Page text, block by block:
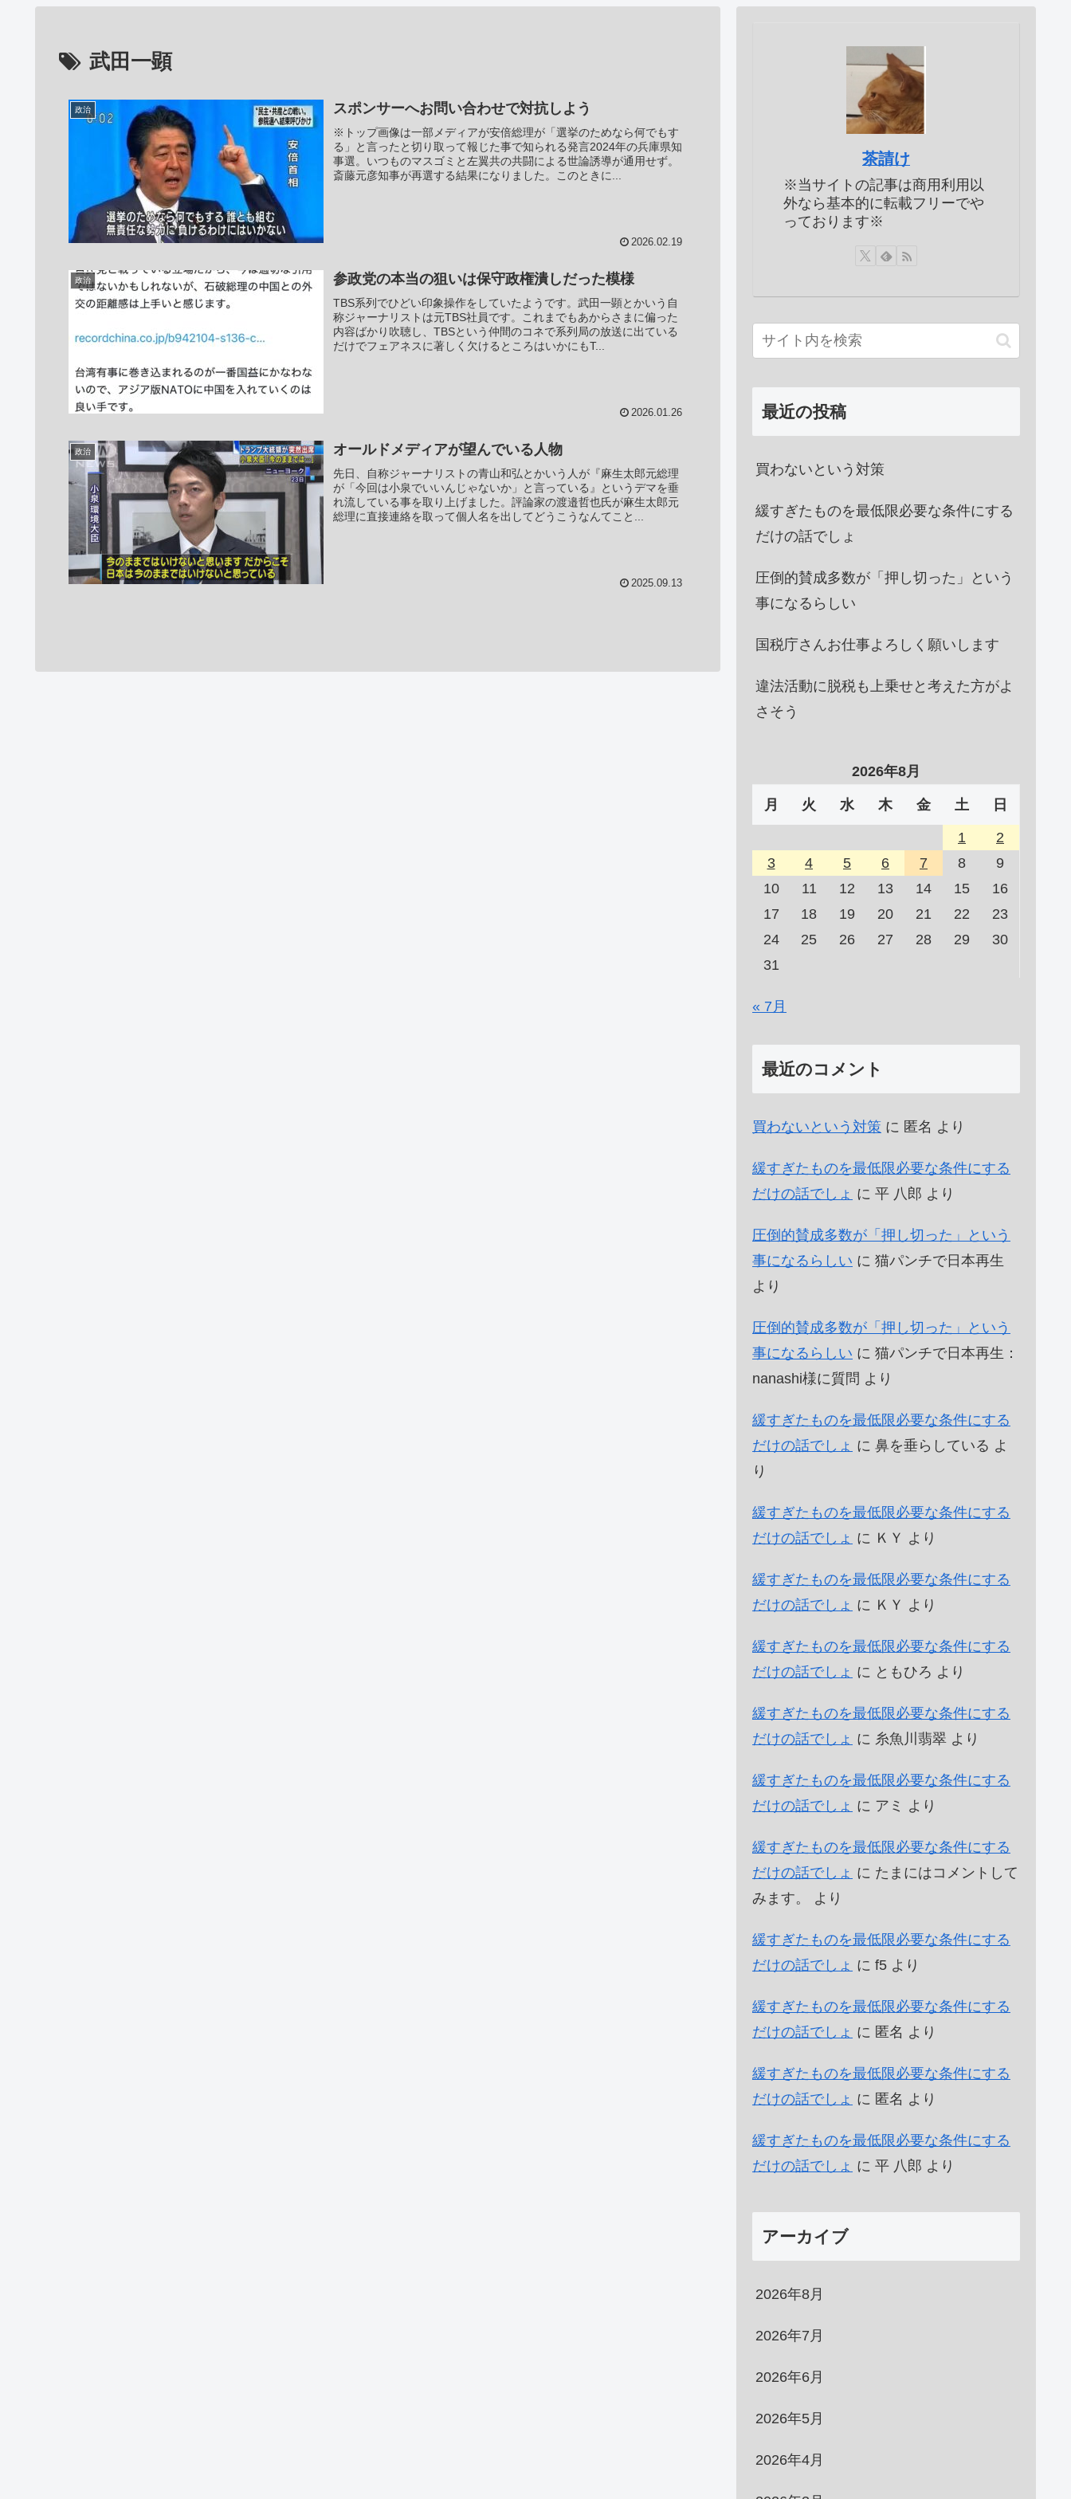
武田一顕
政治 スポンサーへお問い合わせで対抗しよう
※トップ画像は一部メディアが安倍総理が「選挙のためなら何でもす
る」と言ったと切り取って報じた事で知られる発言2024年の兵庫県知
事選。いつものマスゴミと左翼共の共闘による世論誘導が通用せず。
斎藤元彦知事が再選する結果になりました。このときに...
2026.02.19
政治 参政党の本当の狙いは保守政権潰しだった模様
TBS系列でひどい印象操作をしていたようです。武田一顕とかいう自
称ジャーナリストは元TBS社員です。これまでもあからさまに偏った
内容ばかり吹聴し、TBSという仲間のコネで系列局の放送に出ている
だけでフェアネスに著しく欠けるところはいかにもT...
2026.01.26
政治 オールドメディアが望んでいる人物
先日、自称ジャーナリストの青山和弘とかいう人が『麻生太郎元総理
が「今回は小泉でいいんじゃないか」と言っている』というデマを垂
れ流している事を取り上げました。評論家の渡邉哲也氏が麻生太郎元
総理に直接連絡を取って個人名を出してどうこうなんてこと...
2025.09.13
茶請け
※当サイトの記事は商用利用以
外なら基本的に転載フリーでや
っております※
最近の投稿
買わないという対策
緩すぎたものを最低限必要な条件にする
だけの話でしょ
圧倒的賛成多数が「押し切った」という
事になるらしい
国税庁さんお仕事よろしく願いします
違法活動に脱税も上乗せと考えた方がよ
さそう
2026年8月
月 火 水 木 金 土 日
1
2
3
4 5 6 7 8
9
10
11 12 13 14 15
16
17
18 19 20 21 22
23
24
25 26 27 28 29
30
31
« 7月
最近のコメント
買わないという対策 に 匿名 より
緩すぎたものを最低限必要な条件にする
だけの話でしょ に 平 八郎 より
圧倒的賛成多数が「押し切った」という
事になるらしい に 猫パンチで日本再生
より
圧倒的賛成多数が「押し切った」という
事になるらしい に 猫パンチで日本再生：
nanashi様に質問 より
緩すぎたものを最低限必要な条件にする
だけの話でしょ に 鼻を垂らしている よ
り
緩すぎたものを最低限必要な条件にする
だけの話でしょ に ＫＹ より
緩すぎたものを最低限必要な条件にする
だけの話でしょ に ＫＹ より
緩すぎたものを最低限必要な条件にする
だけの話でしょ に ともひろ より
緩すぎたものを最低限必要な条件にする
だけの話でしょ に 糸魚川翡翠 より
緩すぎたものを最低限必要な条件にする
だけの話でしょ に アミ より
緩すぎたものを最低限必要な条件にする
だけの話でしょ に たまにはコメントして
みます。
より
緩すぎたものを最低限必要な条件にする
だけの話でしょ に f5 より
緩すぎたものを最低限必要な条件にする
だけの話でしょ に 匿名 より
緩すぎたものを最低限必要な条件にする
だけの話でしょ に 匿名 より
緩すぎたものを最低限必要な条件にする
だけの話でしょ に 平 八郎 より
アーカイブ
2026年8月
2026年7月
2026年6月
2026年5月
2026年4月